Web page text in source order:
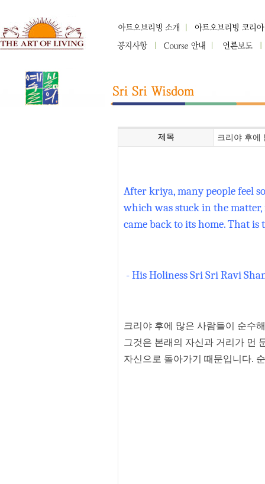
제목 크리야 후에
After kriya, many people feel
which was stuck in the
came back to its home. That
- His Holiness Sri Sri Ravi
크리야 후에 많은 사람들이 순수
그것은 본래의 자신과 거리가 먼
자신으로 돌아가기 때문입니다.